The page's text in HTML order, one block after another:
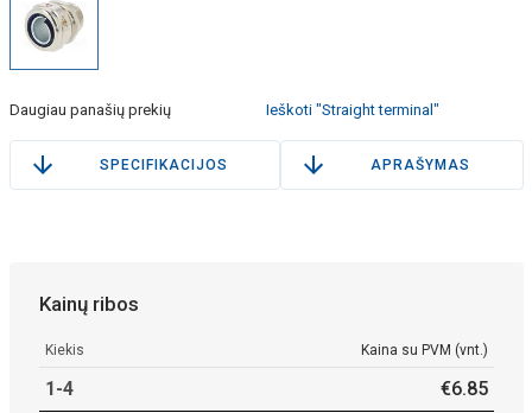
Daugiau panašių prekių Ieškoti "Straight terminal"
SPECIFIKACIJOS APRAŠYMAS
Kainų ribos
Kiekis Kaina su PVM (vnt.)
1-4 €6.85